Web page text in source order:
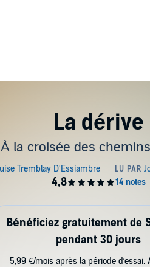
La dérive
À la croisée des
Bénéficiez gratuitement de
pendant 30 jours
5,99 €/mois après la période d’essai.